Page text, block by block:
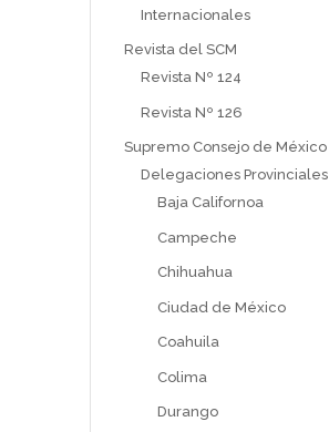
Internacionales
Revista del SCM
Revista Nº 124
Revista Nº 126
Supremo Consejo de México
Delegaciones Provinciales
Baja Californoa
Campeche
Chihuahua
Ciudad de México
Coahuila
Colima
Durango